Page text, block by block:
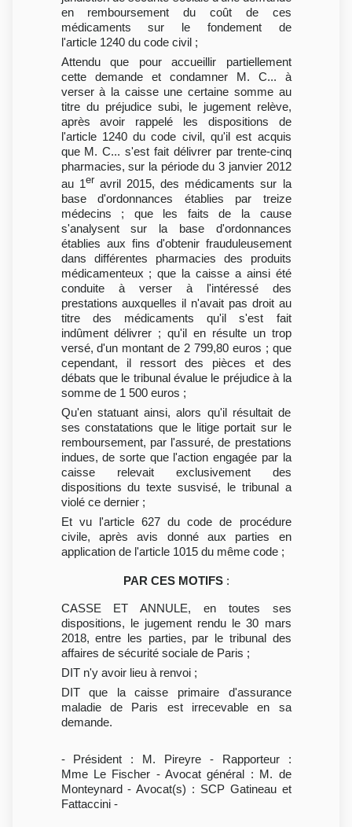
en remboursement du coût de ces
médicaments sur le fondement de
l'article 1240 du code civil ;
Attendu que pour accueillir partiellement
cette demande et condamner M. C... à
verser à la caisse une certaine somme au
titre du préjudice subi, le jugement relève,
après avoir rappelé les dispositions de
l'article 1240 du code civil, qu'il est acquis
que M. C... s'est fait délivrer par trente-cinq
pharmacies, sur la période du 3 janvier 2012
au 1er avril 2015, des médicaments sur la
base d'ordonnances établies par treize
médecins ; que les faits de la cause
s'analysent sur la base d'ordonnances
établies aux fins d'obtenir frauduleusement
dans différentes pharmacies des produits
médicamenteux ; que la caisse a ainsi été
conduite à verser à l'intéressé des
prestations auxquelles il n'avait pas droit au
titre des médicaments qu'il s'est fait
indûment délivrer ; qu'il en résulte un trop
versé, d'un montant de 2 799,80 euros ; que
cependant, il ressort des pièces et des
débats que le tribunal évalue le préjudice à la
somme de 1 500 euros ;
Qu'en statuant ainsi, alors qu'il résultait de
ses constatations que le litige portait sur le
remboursement, par l'assuré, de prestations
indues, de sorte que l'action engagée par la
caisse relevait exclusivement des
dispositions du texte susvisé, le tribunal a
violé ce dernier ;
Et vu l'article 627 du code de procédure
civile, après avis donné aux parties en
application de l'article 1015 du même code ;
PAR CES MOTIFS:
CASSE ET ANNULE, en toutes ses
dispositions, le jugement rendu le 30 mars
2018, entre les parties, par le tribunal des
affaires de sécurité sociale de Paris ;
DIT n'y avoir lieu à renvoi ;
DIT que la caisse primaire d'assurance
maladie de Paris est irrecevable en sa
demande.
- Président : M. Pireyre - Rapporteur :
Mme Le Fischer - Avocat général : M. de
Monteynard - Avocat(s) : SCP Gatineau et
Fattaccini -